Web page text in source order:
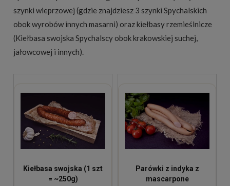
(MOM/MSM). Krótki skład z naturalnymi
przyprawami.
jałowcu, Kiełbasa swojska, Parówki z indyka);
pasztet pieczony7-10 dni nieotwarte. Po
otwarciu wszystkie wyroby zużyć w 3-5 dni.
Zamrażanie do 3 miesięcy w -18°C dla wszystkich
Dolnośląskie z dostawą chłodniczą w całej Polsce
(DPD lub InPost, następnego dnia roboczego).
Mieszkańcy Wrocławia mogą skorzystać z
lokalnej dostawy własnym transportem
chłodniczym, zgodnie z
spożywczą wewnątrz) tuż przed wysyłką.
szynki wieprzowej (gdzie znajdziesz 3 szynki Spychalskich
obok wyrobów innych masarni) orazkiełbasy rzemieślnicze
(Kiełbasa swojska Spychalscy obok krakowskiej suchej,
jałowcowej i innych).
Kiełbasa swojska (1 szt
= ~250g)
Parówki z indyka z
mascarpone